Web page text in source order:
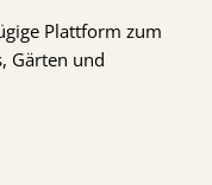
Plattform zum
Gärten und